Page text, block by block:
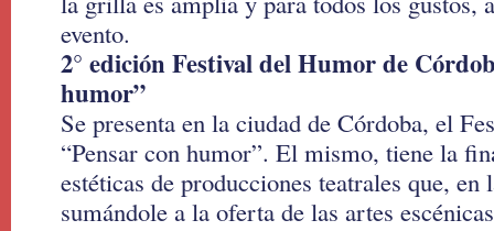
evento.
2° edición Festival del Humor de
humor”
Se presenta en la ciudad de Córdoba, el
“Pensar con humor”. El mismo, tiene la
estéticas de producciones teatrales que, en
sumándole a la oferta de las artes